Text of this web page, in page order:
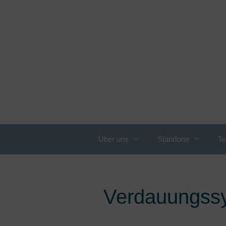
Über uns Standorte
Adipositas